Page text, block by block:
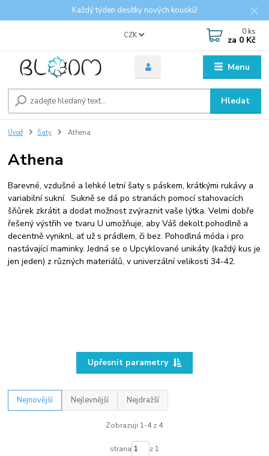
Každý týden desítky nových kousků!
Menu
CZK
Hledat
0 ks
za 0 Kč
Úvod Šaty Athena
Athena
Barevné, vzdušné a lehké letní šaty s páskem, krátkými rukávy a
variabilní sukní. Sukně se dá po stranách pomocí stahovacích
šňůrek zkrátit a dodat možnost zvýraznit vaše lýtka. Velmi dobře
řešený výstřih ve tvaru U umožňuje, aby Váš dekolt pohodlně a
decentně vyniknl, ať už s prádlem, či bez. Pohodlná móda i pro
nastávající maminky. Jedná se o Upcyklované unikáty (každý kus je
jen jeden) z různých materiálů, v univerzální velikosti 34-42.
Upřesnit parametry
Nejnovější Nejlevnější Nejdražší
Zobrazuji 1-4 z 4
strana z 1